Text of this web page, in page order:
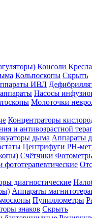
Консоли
Кольпоскопы Скрыть
ИВЛ
Насосы
Молоточки
Концентраторы
и антивозрастной
дыма Аппараты
Центрифуги PH-
Счётчики
фототерапевтические
диагностические
Аппараты
Пупиллометры
знаков Скрыть